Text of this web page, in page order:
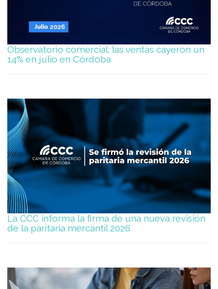
Observatorio comercial: las ventas cayeron un
14% en julio en Córdoba
La CCC informa la firma de una nueva revisión
de la paritaria mercantil 2026